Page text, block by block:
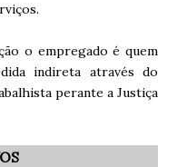
o empregado é quem
indireta através do
perante a Justiça